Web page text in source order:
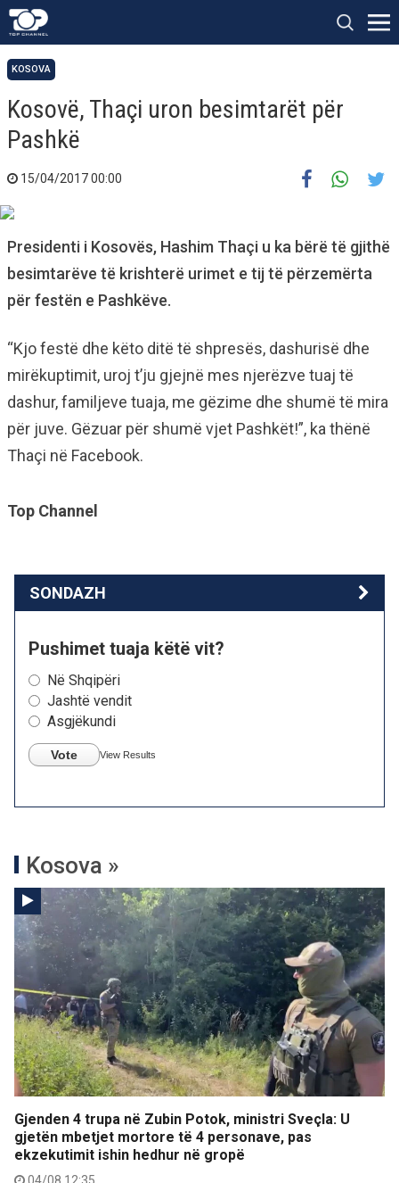
KOSOVA
Kosovë, Thaçi uron besimtarët për
Pashkë
15/04/2017 00:00
Presidenti i Kosovës, Hashim Thaçi u ka bërë të gjithë
besimtarëve të krishterë urimet e tij të përzemërta
për festën e Pashkëve.
“Kjo festë dhe këto ditë të shpresës, dashurisë dhe
mirëkuptimit, uroj t’ju gjejnë mes njerëzve tuaj të
dashur, familjeve tuaja, me gëzime dhe shumë të mira
për juve. Gëzuar për shumë vjet Pashkët!”, ka thënë
Thaçi në Facebook.
Top Channel
SONDAZH
Pushimet tuaja këtë vit?
Në Shqipëri
Jashtë vendit
Asgjëkundi
Vote View Results
Kosova »
Gjenden 4 trupa në Zubin Potok, ministri Sveçla: U
gjetën mbetjet mortore të 4 personave, pas
ekzekutimit ishin hedhur në gropë